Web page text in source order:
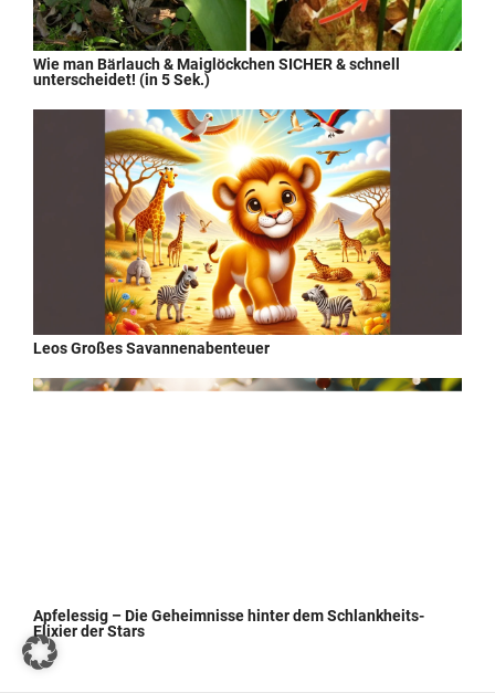
Wie man Bärlauch & Maiglöckchen SICHER & schnell
unterscheidet! (in 5 Sek.)
Leos Großes Savannenabenteuer
Apfelessig – Die Geheimnisse hinter dem Schlankheits-
Elixier der Stars